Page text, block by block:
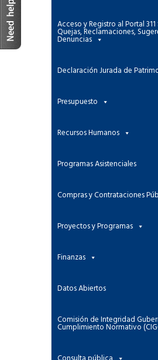
Acceso y Registro al Portal
Quejas, Reclamaciones,
Denuncias
Declaración Jurada de
Presupuesto
Recursos Humanos
Programas Asistenciales
Compras y Contrataciones
Proyectos y Programas
Finanzas
Datos Abiertos
Comisión de Integridad
Cumplimiento Normativo